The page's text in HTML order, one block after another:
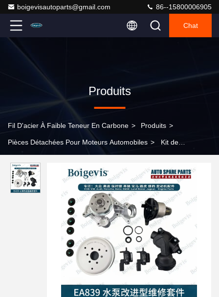
boigevisautoparts@gmail.com 86--15800006905
Chat
Produits
Fil D'acier À Faible Teneur En Carbone > Produits >
Pièces Détachées Pour Moteurs Automobiles > Kit de
pour EA839 3.0T/2.9T